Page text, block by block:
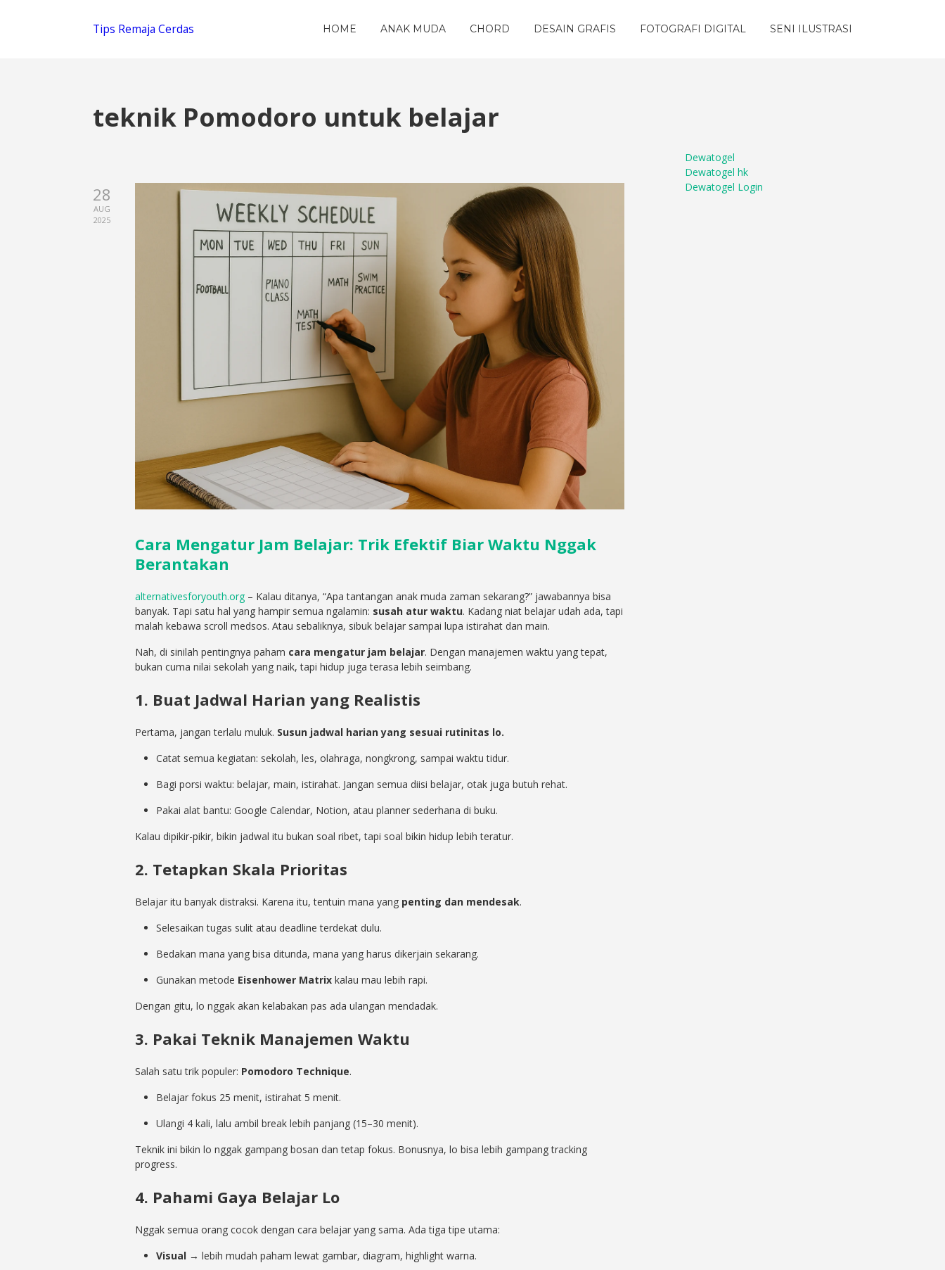
Tips Remaja Cerdas HOME ANAK MUDA CHORD DESAIN GRAFIS FOTOGRAFI DIGITAL SENI ILUSTRASI
teknik Pomodoro untuk belajar
28
AUG
2025
Cara Mengatur Jam Belajar: Trik Efektif Biar Waktu Nggak
Berantakan
alternativesforyouth.org – Kalau ditanya, “Apa tantangan anak muda zaman sekarang?” jawabannya bisa
banyak. Tapi satu hal yang hampir semua ngalamin: susah atur waktu. Kadang niat belajar udah ada, tapi
malah kebawa scroll medsos. Atau sebaliknya, sibuk belajar sampai lupa istirahat dan main.
Nah, di sinilah pentingnya paham cara mengatur jam belajar. Dengan manajemen waktu yang tepat,
bukan cuma nilai sekolah yang naik, tapi hidup juga terasa lebih seimbang.
1. Buat Jadwal Harian yang Realistis
Pertama, jangan terlalu muluk. Susun jadwal harian yang sesuai rutinitas lo.
Catat semua kegiatan: sekolah, les, olahraga, nongkrong, sampai waktu tidur.
Bagi porsi waktu: belajar, main, istirahat. Jangan semua diisi belajar, otak juga butuh rehat.
Pakai alat bantu: Google Calendar, Notion, atau planner sederhana di buku.
Kalau dipikir-pikir, bikin jadwal itu bukan soal ribet, tapi soal bikin hidup lebih teratur.
2. Tetapkan Skala Prioritas
Belajar itu banyak distraksi. Karena itu, tentuin mana yang penting dan mendesak.
Selesaikan tugas sulit atau deadline terdekat dulu.
Bedakan mana yang bisa ditunda, mana yang harus dikerjain sekarang.
Gunakan metode Eisenhower Matrix kalau mau lebih rapi.
Dengan gitu, lo nggak akan kelabakan pas ada ulangan mendadak.
3. Pakai Teknik Manajemen Waktu
Salah satu trik populer: Pomodoro Technique.
Belajar fokus 25 menit, istirahat 5 menit.
Ulangi 4 kali, lalu ambil break lebih panjang (15–30 menit).
Teknik ini bikin lo nggak gampang bosan dan tetap fokus. Bonusnya, lo bisa lebih gampang tracking
progress.
4. Pahami Gaya Belajar Lo
Nggak semua orang cocok dengan cara belajar yang sama. Ada tiga tipe utama:
Visual → lebih mudah paham lewat gambar, diagram, highlight warna.
Dewatogel
Dewatogel hk
Dewatogel Login